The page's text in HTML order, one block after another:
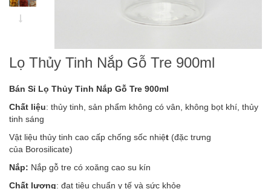
Lọ Thủy Tinh Nắp Gỗ Tre 900ml
Bán Sỉ Lọ Thủy Tinh Nắp Gỗ Tre 900ml
Chất liệu: thủy tinh, sản phẩm không có vân, không bọt khí, thủy
tinh sáng
Vật liệu thủy tinh cao cấp chống sốc nhiệt (đặc trưng
của Borosilicate)
Nắp: Nắp gỗ tre có xoăng cao su kín
Chất lượng: đạt tiêu chuẩn y tế và sức khỏe